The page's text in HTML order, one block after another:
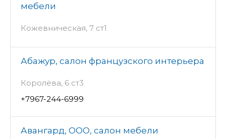
мебели
Кожевническая, 7 ст1
Абажур, салон французского интерьера
Королёва, 6 ст3
+7967-244-6999
Авангард, ООО, салон мебели